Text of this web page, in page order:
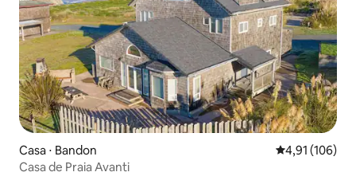
Casa ⋅ Bandon 4,91 de uma
4,91 (106)
Casa de Praia Avanti